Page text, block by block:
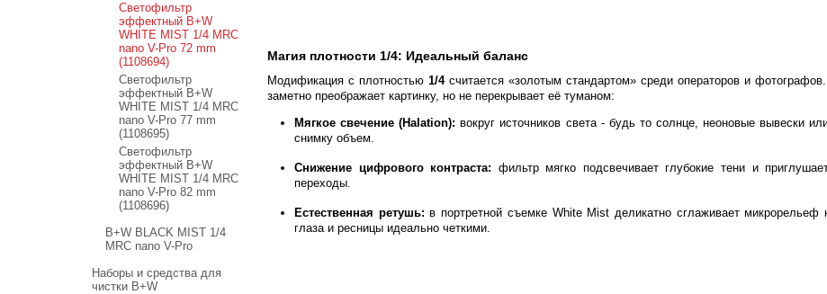
Магия плотности 1/4: Идеальный баланс
Модификация с плотностью 1/4считается «золотым стандартом» среди операторов и
заметно преображает картинку, но не перекрывает её туманом:
Мягкое свечение (Halation): вокруг источников света - будь то солнце, неоновые вывески
снимку объем.
Снижение цифрового контраста: фильтр мягко подсвечивает глубокие тени и
переходы.
Естественная ретушь: в портретной съемке White Mist деликатно сглаживает
глаза и ресницы идеально четкими.
Светофильтр
эффектный B+W
WHITE MIST 1/4 MRC
nano V-Pro 72 mm
(1108694)
Светофильтр
эффектный B+W
WHITE MIST 1/4 MRC
nano V-Pro 77 mm
(1108695)
Светофильтр
эффектный B+W
WHITE MIST 1/4 MRC
nano V-Pro 82 mm
(1108696)
B+W BLACK MIST 1/4
MRC nano V-Pro
Наборы и средства для
чистки B+W